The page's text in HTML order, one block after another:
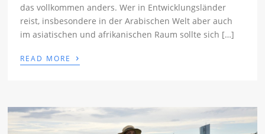
das vollkommen anders. Wer in Entwicklungsländer
reist, insbesondere in der Arabischen Welt aber auch
im asiatischen und afrikanischen Raum sollte sich […]
READ MORE ›